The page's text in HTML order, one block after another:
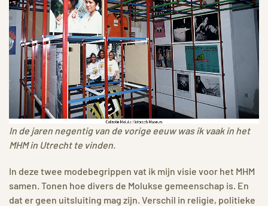
In de jaren negentig van de vorige eeuw was ik vaak in het
MHM in Utrecht te vinden.
In deze twee modebegrippen vat ik mijn visie voor het MHM
samen. Tonen hoe divers de Molukse gemeenschap is. En
dat er geen uitsluiting mag zijn. Verschil in religie, politieke